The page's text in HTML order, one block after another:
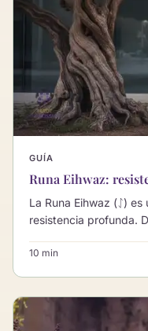
GUÍA
Runa Eihwaz:
La Runa Eihwaz (ᛇ)
resistencia profunda.
10 min